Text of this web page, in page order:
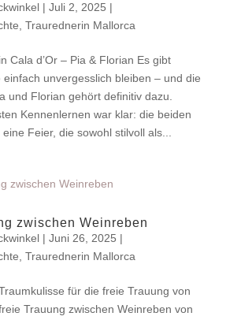
| Juli 2, 2025 |
Traurednerin Mallorca
Cala d’Or – Pia & Florian Es gibt
einfach unvergesslich bleiben – und die
und Florian gehört definitiv dazu.
Kennenlernen war klar: die beiden
Feier, die sowohl stilvoll als...
zwischen Weinreben
| Juni 26, 2025 |
Traurednerin Mallorca
für die freie Trauung von
Trauung zwischen Weinreben von